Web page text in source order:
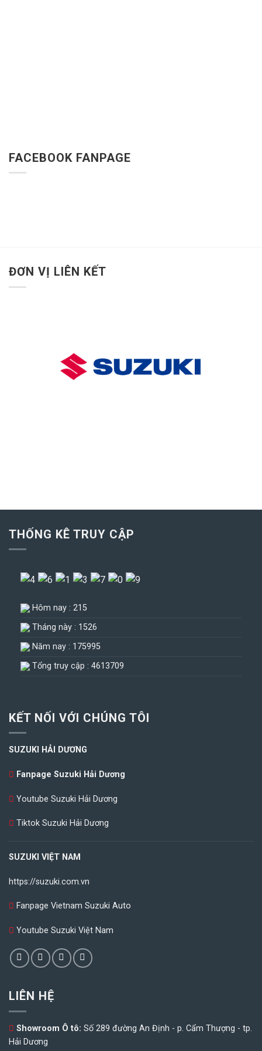
FACEBOOK FANPAGE
ĐƠN VỊ LIÊN KẾT
THỐNG KÊ TRUY CẬP
Hôm nay : 215
Tháng này : 1526
Năm nay : 175995
Tổng truy cập : 4613709
KẾT NỐI VỚI CHÚNG TÔI
SUZUKI HẢI DƯƠNG
Fanpage Suzuki Hải Dương
Youtube Suzuki Hải Dương
Tiktok Suzuki Hải Dương
SUZUKI VIỆT NAM
https://suzuki.com.vn
Fanpage Vietnam Suzuki Auto
Youtube Suzuki Việt Nam
LIÊN HỆ
Showroom Ô tô: Số 289 đường An Định - p. Cẩm Thượng - tp.
Hải Dương